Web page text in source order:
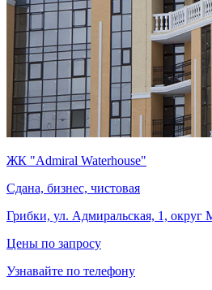
ЖК "Admiral Waterhouse"
Сдана, бизнес, чистовая
Грибки, ул. Адмиральская, 1,
Цены по запросу
Узнавайте по телефону